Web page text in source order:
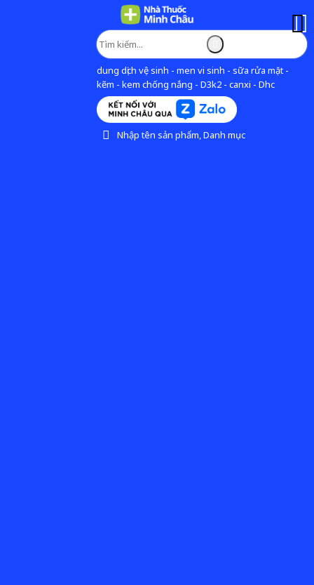
dung dịch vệ sinh - men vi sinh - sữa rửa mặt -
kẽm - kem chống nắng - D3k2 - canxi - Dhc
Nhập tên sản phẩm, Danh mục